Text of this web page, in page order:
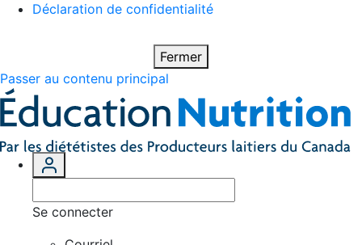
Déclaration de confidentialité
Fermer
Passer au contenu principal
Se connecter